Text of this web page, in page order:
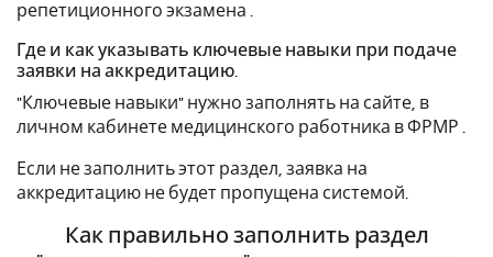
репетиционного экзамена .
Где и как указывать ключевые навыки при подаче
заявки на аккредитацию.
"Ключевые навыки" нужно заполнять на сайте, в
личном кабинете медицинского работника в ФРМР .
Если не заполнить этот раздел, заявка на
аккредитацию не будет пропущена системой.
Как правильно заполнить раздел